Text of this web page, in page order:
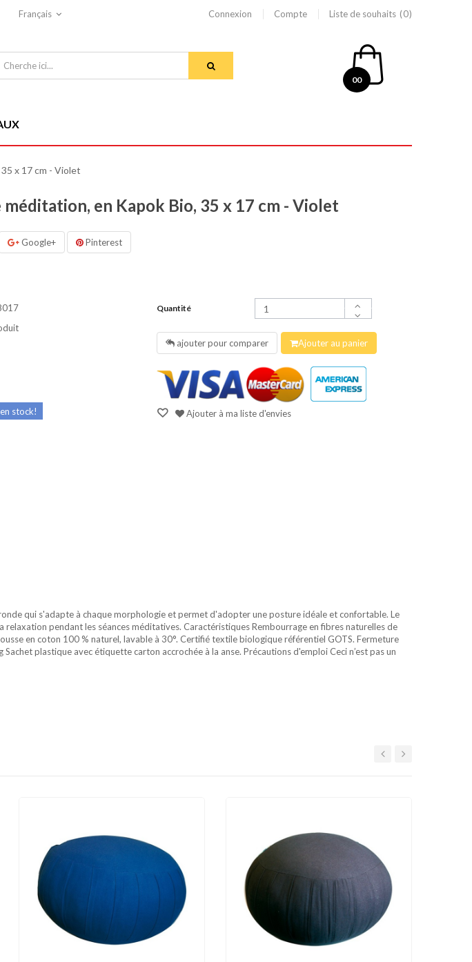
Français Connexion Compte Liste de souhaits 0
00
x 17 cm - Violet
méditation, en Kapok Bio, 35 x 17 cm - Violet
Google+ Pinterest
stock!
Quantité
ajouter pour comparer Ajouter au panier
Ajouter à ma liste d'envies
qui s'adapte à chaque morphologie et permet d'adopter une posture idéale et confortable. Le
pendant les séances méditatives. Caractéristiques Rembourrage en fibres naturelles de
en coton 100 % naturel, lavable à 30°. Certifié textile biologique référentiel GOTS. Fermeture
plastique avec étiquette carton accrochée à la anse. Précautions d'emploi Ceci n’est pas un